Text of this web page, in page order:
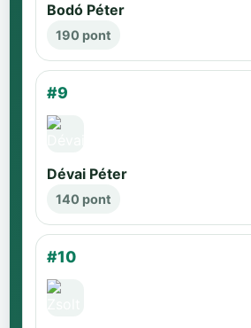
Bodó Péter
190 pont
#9
Dévai Péter
140 pont
#10